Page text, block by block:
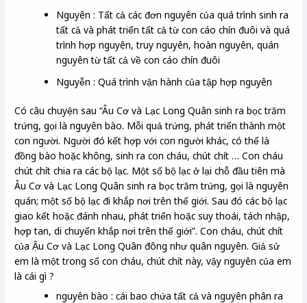
Nguyên : Tất cả các đơn nguyên của quá trình sinh ra
tất cả và phát triển tất cả từ con cáo chín đuôi và quá
trình hợp nguyên, truy nguyên, hoàn nguyên, quán
nguyên từ tất cả về con cáo chín đuôi
Nguyễn : Quá trình vận hành của tập hợp nguyên
Có câu chuyện sau “Âu Cơ và Lạc Long Quân sinh ra bọc trăm
trứng, gọi là nguyên bào. Mỗi quả trứng, phát triển thành một
con người. Người đó kết hợp với con người khác, có thể là
đồng bào hoặc không, sinh ra con cháu, chút chít … Con cháu
chút chít chia ra các bộ lạc. Một số bộ lạc ở lại chỗ đầu tiên mà
Âu Cơ và Lạc Long Quân sinh ra bọc trăm trứng, gọi là nguyên
quán; một số bộ lạc đi khắp nơi trên thế giới. Sau đó các bộ lạc
giao kết hoặc đánh nhau, phát triển hoặc suy thoái, tách nhập,
hợp tan, di chuyển khắp nơi trên thế giới”. Con cháu, chút chít
của Ậu Cơ và Lạc Long Quân đông như quân nguyên. Giả sử
em là một trong số con cháu, chút chít này, vậy nguyên của em
là cái gì ?
nguyên bào : cái bao chứa tất cả và nguyên phân ra